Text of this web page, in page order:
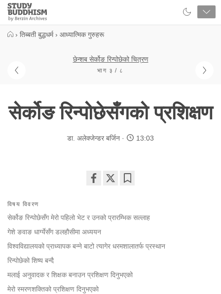
Close
Study
Buddhism
› तिब्बती बुद्धधर्म › आध्यात्मिक गुरुहरू
छेन्शब सेर्कोङ रिन्पोछेको चित्रण
भाग ३ / ८
सेर्कोङ रिन्पोछेसँगको प्रशिक्षण
डा. अलेक्जेन्डर बर्जिन 13:03
facebook
विषय विवरण
सेर्कोङ रिन्पोछेसँग मेरो पहिलो भेट र उनको प्रारम्भिक सल्लाह
गेशे ङवाङ धार्ग्येसँग डलहौसीमा अध्ययन
विश्वविद्यालयको प्राध्यापक बन्ने बाटो त्यागेर धरमशालातर्फ प्रस्थान
रिन्पोछेको शिष्य बन्दै
मलाई अनुवादक र शिक्षक बनाउन प्रशिक्षण दिनुभएको
मेरो स्मरणशक्तिको प्रशिक्षण दिनुभएको